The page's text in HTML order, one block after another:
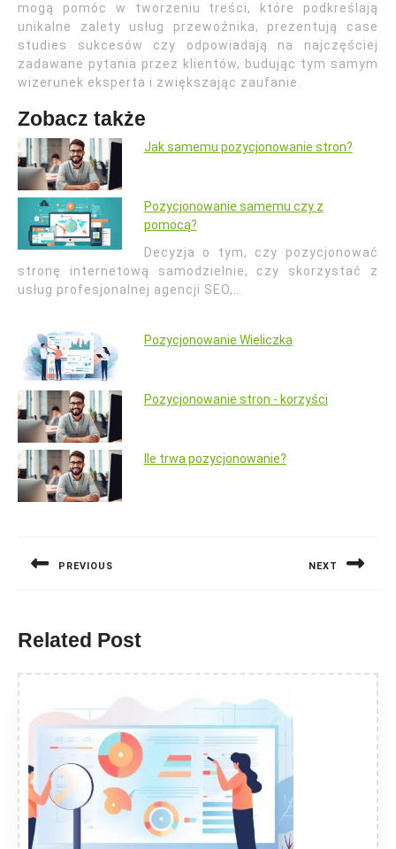
mogą pomóc w tworzeniu treści, które podkreślają
unikalne zalety usług przewoźnika, prezentują case
studies sukcesów czy odpowiadają na najczęściej
zadawane pytania przez klientów, budując tym samym
wizerunek eksperta i zwiększając zaufanie.
Zobacz także
Jak samemu pozycjonowanie stron?
Pozycjonowanie samemu czy z
pomocą?
Decyzja o tym, czy pozycjonować
stronę internetową samodzielnie, czy skorzystać z
usług profesjonalnej agencji SEO,…
Pozycjonowanie Wieliczka
Pozycjonowanie stron - korzyści
Ile trwa pozycjonowanie?
PREVIOUS NEXT
Related Post